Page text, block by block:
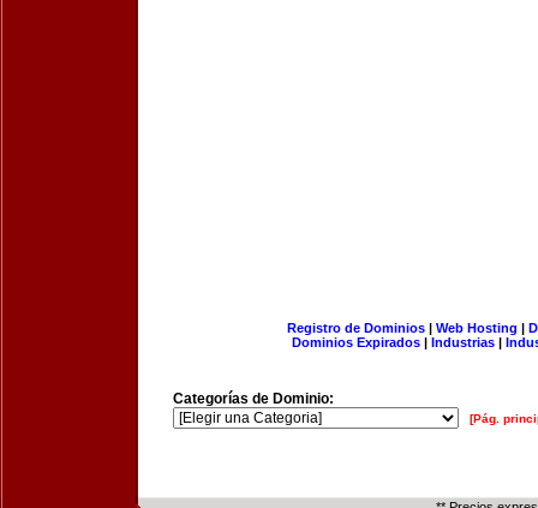
Registro de Dominios| Web Hosting |
Dominios Expirados | Industrias |
Categorías de Dominio:
[Pág.